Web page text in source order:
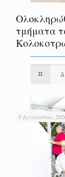
τμήματα
5 Αυγούστου,